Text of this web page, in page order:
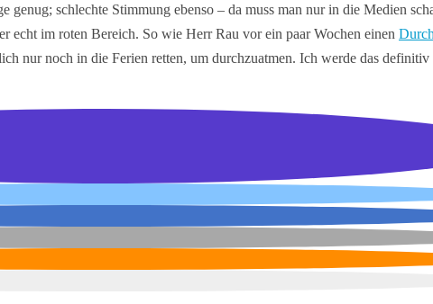
genug; schlechte Stimmung ebenso – da muss man nur in die Medien
echt im roten Bereich. So wie Herr Rau vor ein paar Wochen einen
nur noch in die Ferien retten, um durchzuatmen. Ich werde das